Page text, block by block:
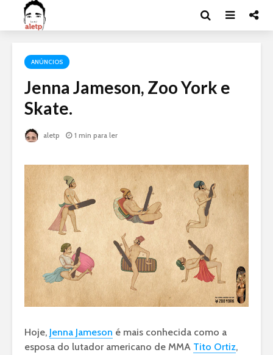
ANÚNCIOS
Jenna Jameson, Zoo York e
Skate.
aletp 1 min para ler
Hoje, Jenna Jameson é mais conhecida como a
esposa do lutador americano de MMA Tito Ortiz,